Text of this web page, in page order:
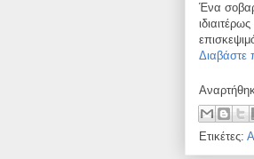
Ένα
ιδιαιτέρως
Διαβάστε
Ετικέτες: